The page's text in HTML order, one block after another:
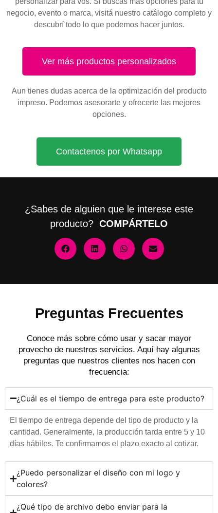
Aun tienes dudas acerca de la optimización del producto
impreso. Podemos asesorarte y ofrecerte las mejores
opciones.
Contactenos por Whatsapp
negocio, evento o marca, visitá nuestro catálogo completo y
descubrí todo lo que podemos hacer juntos.
Ver más productos personalizados
¿Sabes de alguien que le interese este
producto? COMPÁRTELO
Preguntas Frecuentes
Conoce más sobre cómo usar y sacar mayor
provecho de nuestros servicios. Aquí hay algunas
preguntas que nuestros clientes nos hacen con
frecuencia:
¿Cuál es el tiempo de entrega para este producto?
El tiempo de entrega depende del tipo de producto y la
cantidad. Generalmente, la producción tarda entre 5 y 10
días hábiles. Te confirmamos el plazo exacto al cotizar.
¿Puedo personalizar el diseño con mi logo y
colores?
¿Qué tipo de archivo debo enviar para la